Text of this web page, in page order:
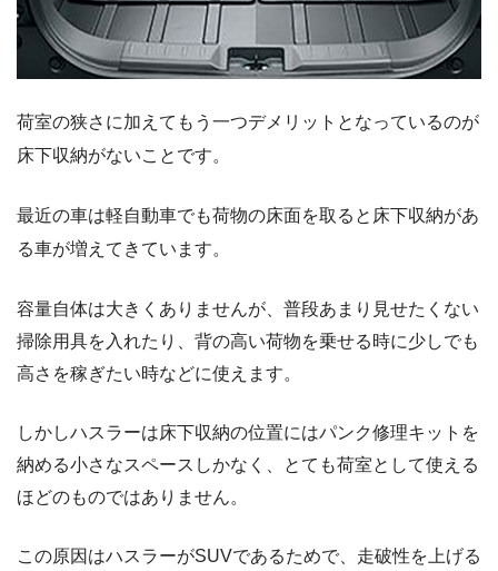
荷室の狭さに加えてもう一つデメリットとなっているのが
床下収納がないことです。
最近の車は軽自動車でも荷物の床面を取ると床下収納があ
る車が増えてきています。
容量自体は大きくありませんが、普段あまり見せたくない
掃除用具を入れたり、背の高い荷物を乗せる時に少しでも
高さを稼ぎたい時などに使えます。
しかしハスラーは床下収納の位置にはパンク修理キットを
納める小さなスペースしかなく、とても荷室として使える
ほどのものではありません。
この原因はハスラーがSUVであるためで、走破性を上げる